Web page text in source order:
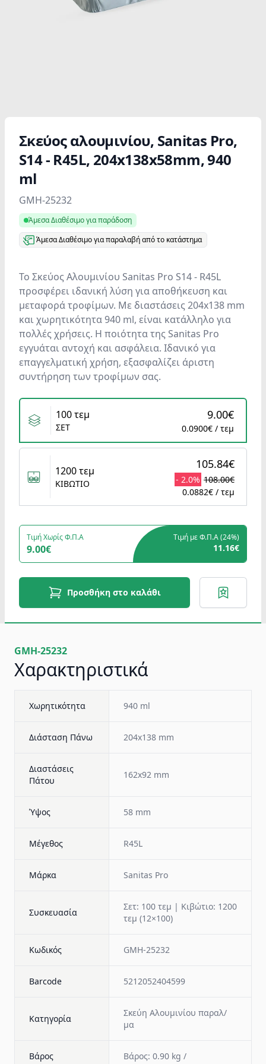
Σκεύος αλουμινίου, Sanitas Pro,
S14 - R45L, 204x138x58mm, 940
ml
Product information
GMH-25232
Άμεσα Διαθέσιμο για παράδοση
Άμεσα Διαθέσιμο για παραλαβή από το κατάστημα
Το Σκεύος Αλουμινίου Sanitas Pro S14 - R45L
προσφέρει ιδανική λύση για αποθήκευση και
μεταφορά τροφίμων. Με διαστάσεις 204x138 mm
και χωρητικότητα 940 ml, είναι κατάλληλο για
πολλές χρήσεις. Η ποιότητα της Sanitas Pro
εγγυάται αντοχή και ασφάλεια. Ιδανικό για
επαγγελματική χρήση, εξασφαλίζει άριστη
συντήρηση των τροφίμων σας.
Variants
100 τεμ
ΣΕΤ
9.00€
0.0900€ / τεμ
1200 τεμ
ΚΙΒΩΤΙΟ
105.84€
- 2.0% 108.00€
0.0882€ / τεμ
Τιμή Χωρίς Φ.Π.Α
9.00€
Τιμή με Φ.Π.Α (24%)
11.16€
Προσθήκη στο καλάθι
GMH-25232
Χαρακτηριστικά
Χωρητικότητα 940 ml
Διάσταση Πάνω 204x138 mm
Διαστάσεις
Πάτου
162x92 mm
Ύψος 58 mm
Μέγεθος R45L
Μάρκα Sanitas Pro
Συσκευασία
Σετ: 100 τεμ | Κιβώτιο: 1200
τεμ (12×100)
Κωδικός GMH-25232
Barcode 5212052404599
Κατηγορία
Σκεύη Αλουμινίου παραλ/
μα
Βάρος
Βάρος: 0.90 kg /